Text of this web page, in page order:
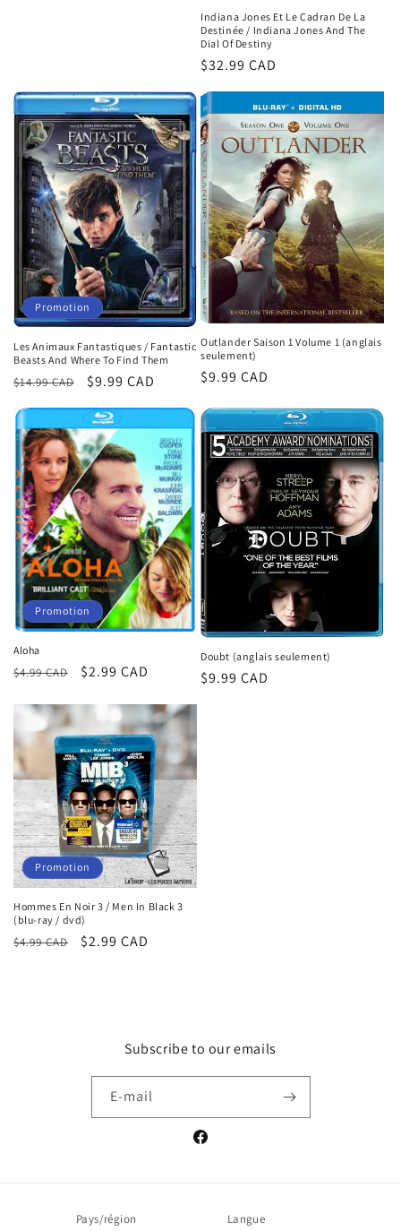
Indiana Jones Et Le Cadran De La
Destinée / Indiana Jones And The
Dial Of Destiny
Prix
$32.99 CAD
Promotion
Les Animaux Fantastiques / Fantastic
Beasts And Where To Find Them
Prix
$14.99 CAD
Prix
$9.99 CAD
Outlander Saison 1 Volume 1 (anglais
seulement)
Prix
$9.99 CAD
Promotion
Aloha
Prix
$4.99 CAD
Prix
$2.99 CAD
Doubt (anglais seulement)
Prix
$9.99 CAD
Promotion
Hommes En Noir 3 / Men In Black 3
(blu-ray / dvd)
Prix
$4.99 CAD
Prix
$2.99 CAD
Subscribe to our emails
E-mail
Facebook
Pays/région Langue